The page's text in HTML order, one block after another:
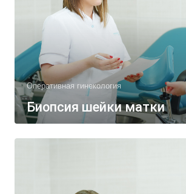
Оперативная гинекология
Биопсия шейки матки